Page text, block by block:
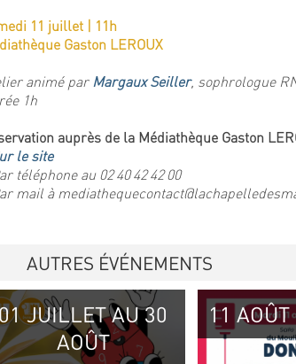
11 juillet | 11h
Gaston LEROUX
animé par Margaux Seiller, sophrologue
1h
auprès de la Médiathèque Gaston
le site
téléphone au 02 40 42 42 00
mail à
AUTRES ÉVÉNEMENTS
JUILLET AU 30
AOÛT
11 AOÛT